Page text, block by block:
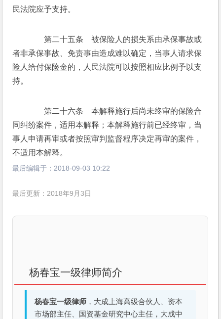
民法院应予支持。
第二十五条　被保险人的损失系由承保事故或
者非承保事故、免责事由造成难以确定，当事人请求保
险人给付保险金的，人民法院可以按照相应比例予以支
持。
第二十六条　本解释施行后尚未终审的保险合
同纠纷案件，适用本解释；本解释施行前已经终审，当
事人申请再审或者按照审判监督程序决定再审的案件，
不适用本解释。
最后编辑于： 2018-09-03 10:22
最后更新：2018年9月3日
杨春宝一级律师简介
杨春宝一级律师 ，大成上海高级合伙人、资本
市场部主任、国资基金研究中心主任，大成中